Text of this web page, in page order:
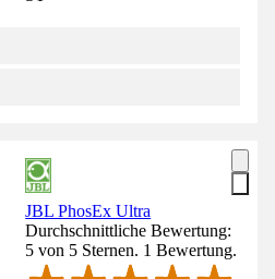
JBL PhosEx Ultra
Durchschnittliche Bewertung:
5 von 5 Sternen. 1 Bewertung.